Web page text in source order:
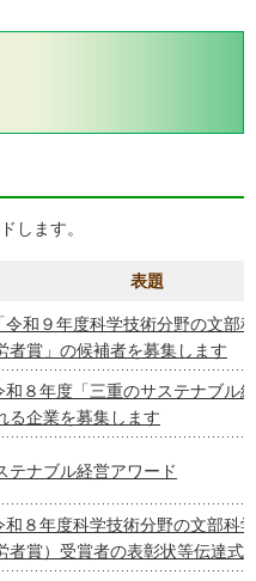
します。
表題
「令和９年度科学技術分野の文部
者賞」の候補者を募集します
和８年度「三重のサステナブル
る企業を募集します
テナブル経営アワード
和８年度科学技術分野の文部科
者賞）受賞者の表彰状等伝達式